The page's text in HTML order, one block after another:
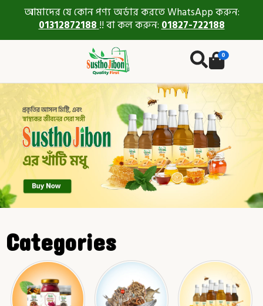
আমাদের যে কোন পণ্য অর্ডার করতে WhatsApp করুন:
01312872188!! বা কল করুন:01827-722188
0
Categories